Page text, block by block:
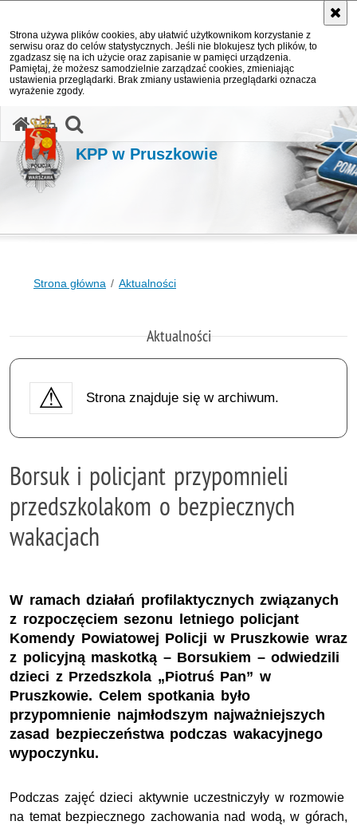
Strona używa plików cookies, aby ułatwić użytkownikom korzystanie z
serwisu oraz do celów statystycznych. Jeśli nie blokujesz tych plików, to
zgadzasz się na ich użycie oraz zapisanie w pamięci urządzenia.
Pamiętaj, że możesz samodzielnie zarządzać cookies, zmieniając
ustawienia przeglądarki. Brak zmiany ustawienia przeglądarki oznacza
wyrażenie zgody.
KPP w Pruszkowie
Strona główna Aktualności
Aktualności
Strona znajduje się w archiwum.
Borsuk i policjant przypomnieli
przedszkolakom o bezpiecznych
wakacjach
W ramach działań profilaktycznych związanych
z rozpoczęciem sezonu letniego policjant
Komendy Powiatowej Policji w Pruszkowie wraz
z policyjną maskotką – Borsukiem – odwiedzili
dzieci z Przedszkola „Piotruś Pan” w
Pruszkowie. Celem spotkania było
przypomnienie najmłodszym najważniejszych
zasad bezpieczeństwa podczas wakacyjnego
wypoczynku.
Podczas zajęć dzieci aktywnie uczestniczyły w rozmowie
na temat bezpiecznego zachowania nad wodą, w górach,